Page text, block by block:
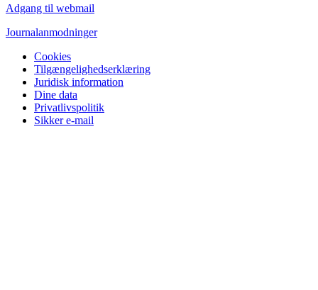
Adgang til webmail
Journalanmodninger
Cookies
Tilgængelighedserklæring
Juridisk information
Dine data
Privatlivspolitik
Sikker e-mail